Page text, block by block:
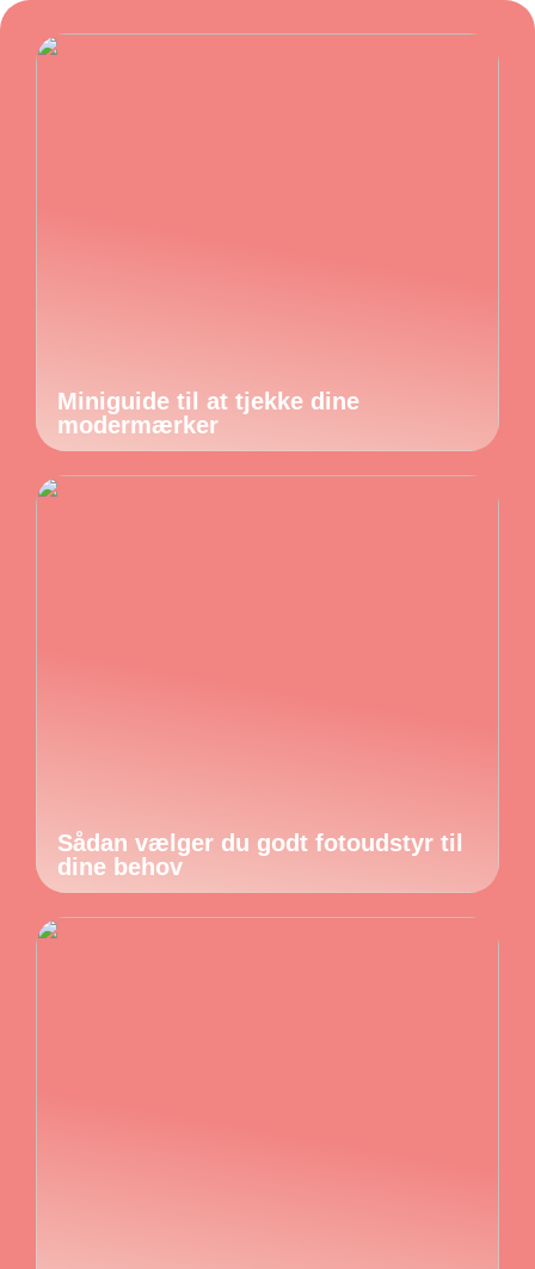
Miniguide til at tjekke dine
modermærker
Sådan vælger du godt fotoudstyr til
dine behov